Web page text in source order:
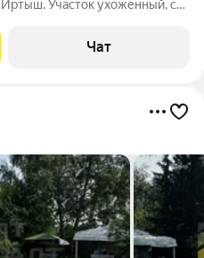
Участок ухоженный, с
для бассейна. для отдыха и
Чат